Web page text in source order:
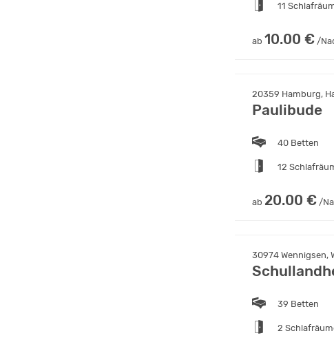
11
ab 10.00 € /
20359 Hamburg,
Paulibude
40 Betten
12
ab 20.00 € /
30974 Wennigsen,
39 Betten
2